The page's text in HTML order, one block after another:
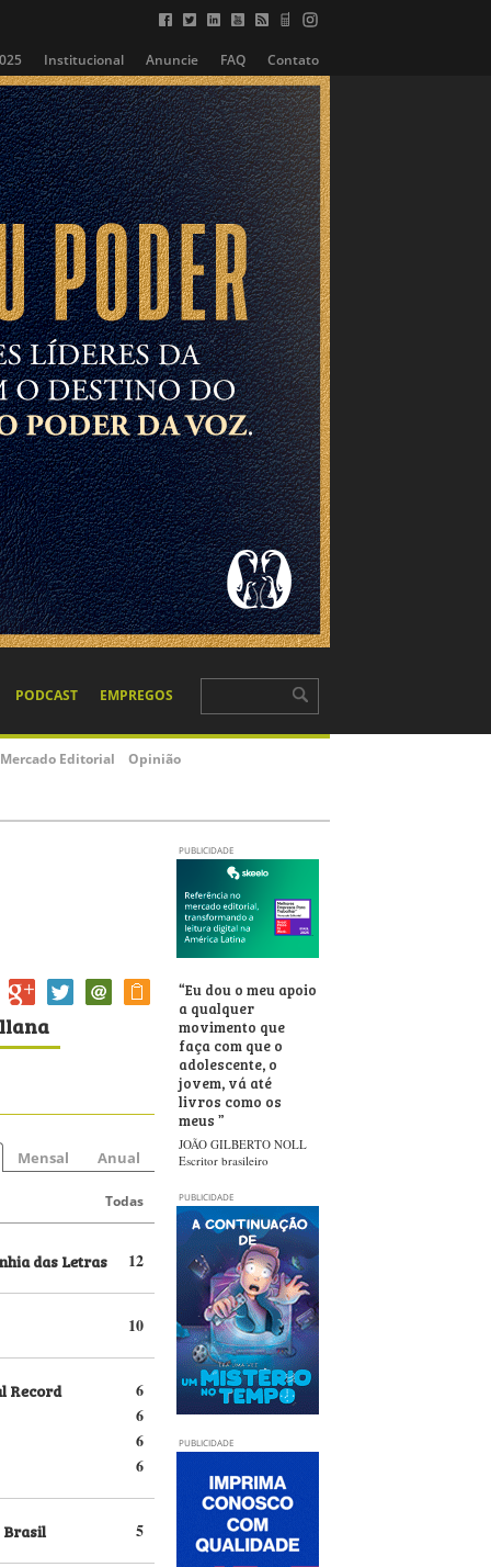
Institucional Anuncie FAQ Contato
PODCAST EMPREGOS
Mercado Editorial Opinião
PUBLICIDADE
Mensal Anual
Todas
12
das Letras
10
6
Record
6
6
6
5
“Eu dou o meu apoio
a qualquer
movimento que
faça com que o
adolescente, o
jovem, vá até
livros como os
meus ”
JOÃO GILBERTO NOLL
Escritor brasileiro
PUBLICIDADE
PUBLICIDADE